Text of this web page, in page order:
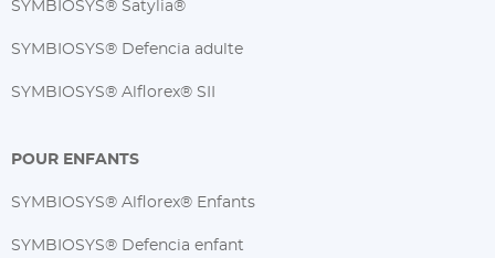
SYMBIOSYS® Satylia®
SYMBIOSYS® Defencia adulte
SYMBIOSYS® Alflorex® SII
POUR ENFANTS
SYMBIOSYS® Alflorex® Enfants
SYMBIOSYS® Defencia enfant